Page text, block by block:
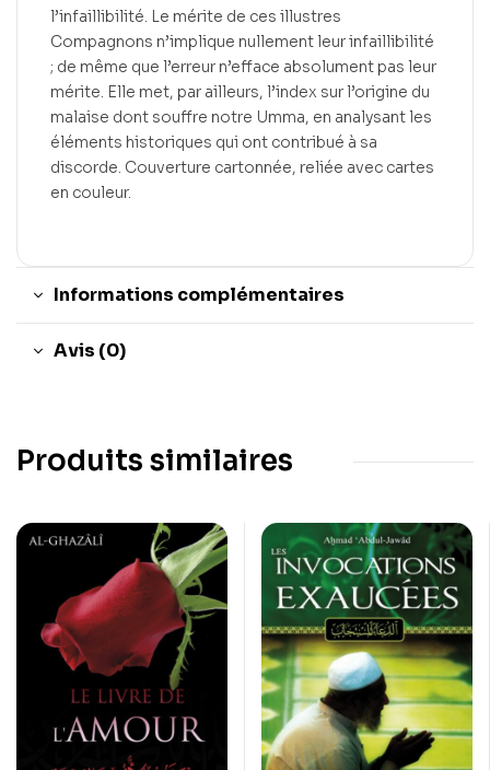
l’infaillibilité. Le mérite de ces illustres
Compagnons n’implique nullement leur infaillibilité
; de même que l’erreur n’efface absolument pas leur
mérite. Elle met, par ailleurs, l’index sur l’origine du
malaise dont souffre notre Umma, en analysant les
éléments historiques qui ont contribué à sa
discorde. Couverture cartonnée, reliée avec cartes
en couleur.
Informations complémentaires
Avis (0)
Produits similaires